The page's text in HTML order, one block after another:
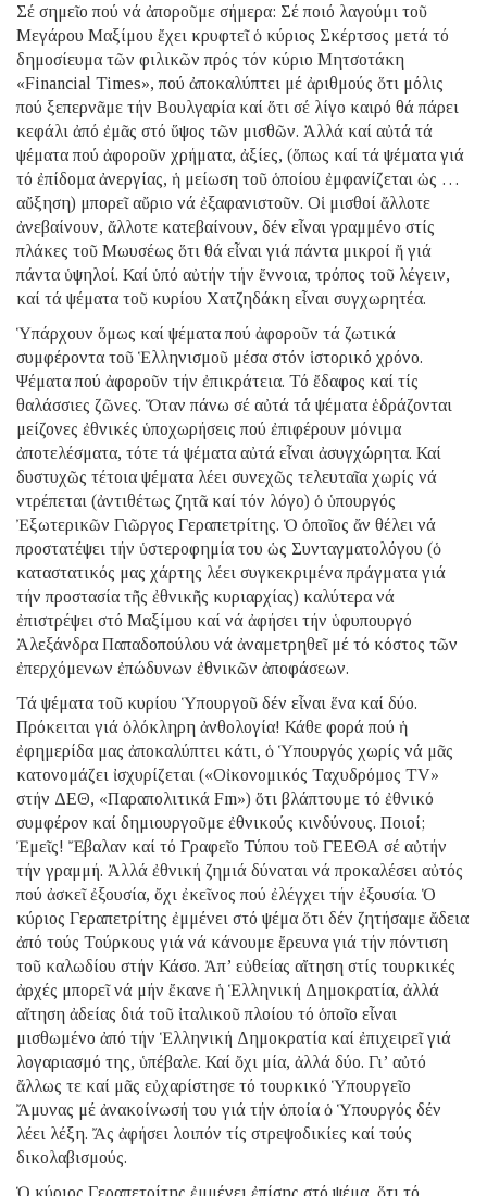
Σέ σημεῖο πού νά ἀποροῦμε σήμερα: Σέ ποιό λαγούμι τοῦ
Μεγάρου Μαξίμου ἔχει κρυφτεῖ ὁ κύριος Σκέρτσος μετά τό
δημοσίευμα τῶν φιλικῶν πρός τόν κύριο Μητσοτάκη
«Financial Times», πού ἀποκαλύπτει μέ ἀριθμούς ὅτι μόλις
πού ξεπερνᾶμε τήν Βουλγαρία καί ὅτι σέ λίγο καιρό θά πάρει
κεφάλι ἀπό ἐμᾶς στό ὕψος τῶν μισθῶν. Ἀλλά καί αὐτά τά
ψέματα πού ἀφοροῦν χρήματα, ἀξίες, (ὅπως καί τά ψέματα γιά
τό ἐπίδομα ἀνεργίας, ἡ μείωση τοῦ ὁποίου ἐμφανίζεται ὡς …
αὔξηση) μπορεῖ αὔριο νά ἐξαφανιστοῦν. Οἱ μισθοί ἄλλοτε
ἀνεβαίνουν, ἄλλοτε κατεβαίνουν, δέν εἶναι γραμμένο στίς
πλάκες τοῦ Μωυσέως ὅτι θά εἶναι γιά πάντα μικροί ἤ γιά
πάντα ὑψηλοί. Καί ὑπό αὐτήν τήν ἔννοια, τρόπος τοῦ λέγειν,
καί τά ψέματα τοῦ κυρίου Χατζηδάκη εἶναι συγχωρητέα.
Ὑπάρχουν ὅμως καί ψέματα πού ἀφοροῦν τά ζωτικά
συμφέροντα τοῦ Ἑλληνισμοῦ μέσα στόν ἱστορικό χρόνο.
Ψέματα πού ἀφοροῦν τήν ἐπικράτεια. Τό ἔδαφος καί τίς
θαλάσσιες ζῶνες. Ὅταν πάνω σέ αὐτά τά ψέματα ἑδράζονται
μείζονες ἐθνικές ὑποχωρήσεις πού ἐπιφέρουν μόνιμα
ἀποτελέσματα, τότε τά ψέματα αὐτά εἶναι ἀσυγχώρητα. Καί
δυστυχῶς τέτοια ψέματα λέει συνεχῶς τελευταῖα χωρίς νά
ντρέπεται (ἀντιθέτως ζητᾶ καί τόν λόγο) ὁ ὑπουργός
Ἐξωτερικῶν Γιῶργος Γεραπετρίτης. Ὁ ὁποῖος ἄν θέλει νά
προστατέψει τήν ὑστεροφημία του ὡς Συνταγματολόγου (ὁ
καταστατικός μας χάρτης λέει συγκεκριμένα πράγματα γιά
τήν προστασία τῆς ἐθνικῆς κυριαρχίας) καλύτερα νά
ἐπιστρέψει στό Μαξίμου καί νά ἀφήσει τήν ὑφυπουργό
Ἀλεξάνδρα Παπαδοπούλου νά ἀναμετρηθεῖ μέ τό κόστος τῶν
ἐπερχόμενων ἐπώδυνων ἐθνικῶν ἀποφάσεων.
Τά ψέματα τοῦ κυρίου Ὑπουργοῦ δέν εἶναι ἕνα καί δύο.
Πρόκειται γιά ὁλόκληρη ἀνθολογία! Κάθε φορά πού ἡ
ἐφημερίδα μας ἀποκαλύπτει κάτι, ὁ Ὑπουργός χωρίς νά μᾶς
κατονομάζει ἰσχυρίζεται («Οἰκονομικός Ταχυδρόμος ΤV»
στήν ΔΕΘ, «Παραπολιτικά Fm») ὅτι βλάπτουμε τό ἐθνικό
συμφέρον καί δημιουργοῦμε ἐθνικούς κινδύνους. Ποιοί;
Ἐμεῖς! Ἔβαλαν καί τό Γραφεῖο Τύπου τοῦ ΓΕΕΘΑ σέ αὐτήν
τήν γραμμή. Ἀλλά ἐθνική ζημιά δύναται νά προκαλέσει αὐτός
πού ἀσκεῖ ἐξουσία, ὄχι ἐκεῖνος πού ἐλέγχει τήν ἐξουσία. Ὁ
κύριος Γεραπετρίτης ἐμμένει στό ψέμα ὅτι δέν ζητήσαμε ἄδεια
ἀπό τούς Τούρκους γιά νά κάνουμε ἔρευνα γιά τήν πόντιση
τοῦ καλωδίου στήν Κάσο. Ἀπ’ εὐθείας αἴτηση στίς τουρκικές
ἀρχές μπορεῖ νά μήν ἔκανε ἡ Ἑλληνική Δημοκρατία, ἀλλά
αἴτηση ἀδείας διά τοῦ ἰταλικοῦ πλοίου τό ὁποῖο εἶναι
μισθωμένο ἀπό τήν Ἑλληνική Δημοκρατία καί ἐπιχειρεῖ γιά
λογαριασμό της, ὑπέβαλε. Καί ὄχι μία, ἀλλά δύο. Γι’ αὐτό
ἄλλως τε καί μᾶς εὐχαρίστησε τό τουρκικό Ὑπουργεῖο
Ἄμυνας μέ ἀνακοίνωσή του γιά τήν ὁποία ὁ Ὑπουργός δέν
λέει λέξη. Ἄς ἀφήσει λοιπόν τίς στρεψοδικίες καί τούς
δικολαβισμούς.
Ὁ κύριος Γεραπετρίτης ἐμμένει ἐπίσης στό ψέμα, ὅτι τό